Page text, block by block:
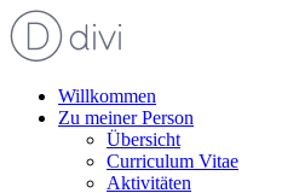
Willkommen
Zu meiner Person
Übersicht
Curriculum Vitae
Aktivitäten